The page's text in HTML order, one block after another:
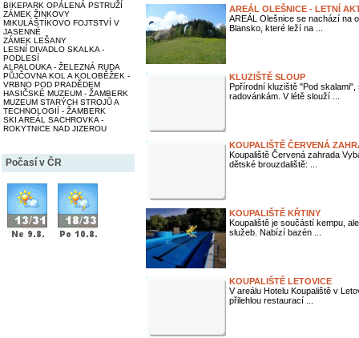
BIKEPARK OPÁLENÁ PSTRUŽÍ
ZÁMEK ŽINKOVY
MIKULÁŠTÍKOVO FOJTSTVÍ V
JASENNÉ
ZÁMEK LEŠANY
LESNÍ DIVADLO SKALKA -
PODLESÍ
ALPALOUKA - ŽELEZNÁ RUDA
PŮJČOVNA KOL A KOLOBĚŽEK -
VRBNO POD PRADĚDEM
HASIČSKÉ MUZEUM - ŽAMBERK
MUZEUM STARÝCH STROJŮ A
TECHNOLOGIÍ - ŽAMBERK
SKI AREÁL SACHROVKA -
ROKYTNICE NAD JIZEROU
Počasí v ČR
AREÁL OLEŠNICE - LETNÍ
AREÁL Olešnice se nachází na
Blansko, které leží na ...
KLUZIŠTĚ SLOUP
Ppřírodní kluziště "Pod
radovánkám. V létě slouží ...
KOUPALIŠTĚ ČERVENÁ
Koupaliště Červená zahrada
dětské brouzdaliště: ...
KOUPALIŠTĚ KŘTINY
Koupaliště je součástí kempu,
služeb. Nabízí bazén ...
KOUPALIŠTĚ LETOVICE
V areálu Hotelu Koupaliště v
přilehlou restaurací ...